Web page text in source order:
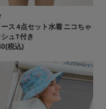
ース 4点セット水着 ニコちゃ
ュT付き
税込)